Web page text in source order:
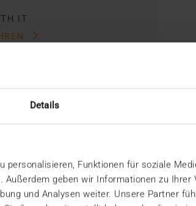
Details
personalisieren, Funktionen für soziale
geben wir Informationen zu Ihrer
und Analysen weiter. Unsere Partner
IT